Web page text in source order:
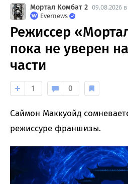
Мортал Комбат 2 09.08.2026 в
Evernews
Режиссер
пока не уверен
части
1 0
Саймон Маккуойд
режиссуре франшизы.